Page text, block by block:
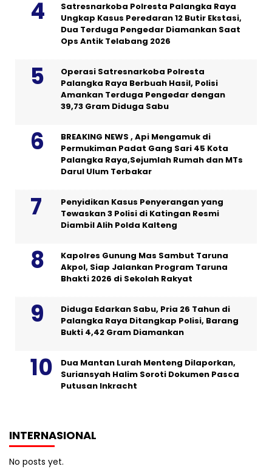
Satresnarkoba Polresta Palangka Raya
Ungkap Kasus Peredaran 12 Butir Ekstasi,
Dua Terduga Pengedar Diamankan Saat
Ops Antik Telabang 2026
Operasi Satresnarkoba Polresta
Palangka Raya Berbuah Hasil, Polisi
Amankan Terduga Pengedar dengan
39,73 Gram Diduga Sabu
BREAKING NEWS , Api Mengamuk di
Permukiman Padat Gang Sari 45 Kota
Palangka Raya,Sejumlah Rumah dan MTs
Darul Ulum Terbakar
Penyidikan Kasus Penyerangan yang
Tewaskan 3 Polisi di Katingan Resmi
Diambil Alih Polda Kalteng
Kapolres Gunung Mas Sambut Taruna
Akpol, Siap Jalankan Program Taruna
Bhakti 2026 di Sekolah Rakyat
Diduga Edarkan Sabu, Pria 26 Tahun di
Palangka Raya Ditangkap Polisi, Barang
Bukti 4,42 Gram Diamankan
Dua Mantan Lurah Menteng Dilaporkan,
Suriansyah Halim Soroti Dokumen Pasca
Putusan Inkracht
INTERNASIONAL
No posts yet.